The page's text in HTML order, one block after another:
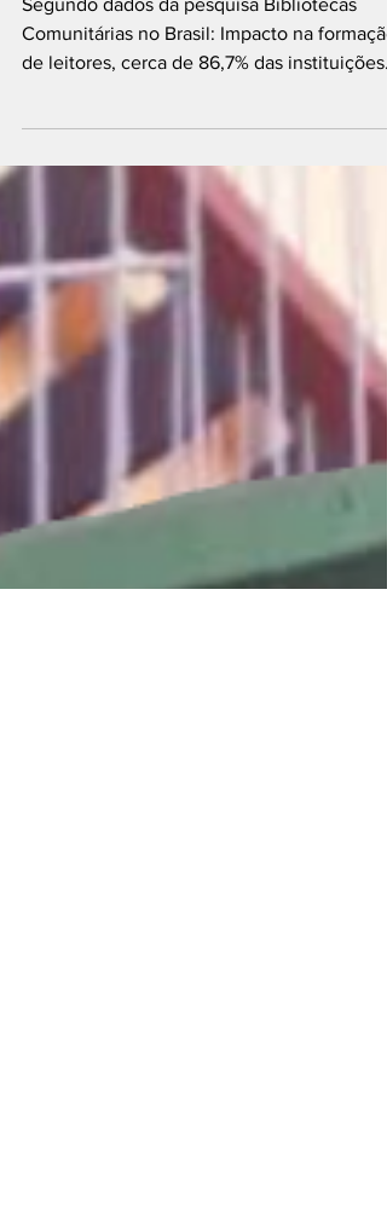
exemplos de
solidariedade
Segundo dados da pesquisa Bibliotecas
de leitores, cerca de 86,7% das instituições